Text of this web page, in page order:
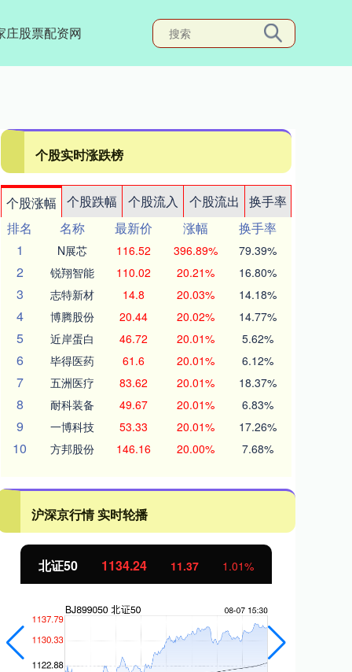
庄股票配资网
个股实时涨跌榜
个股涨幅 个股跌幅 个股流入 个股流出
换手率
排名
名称 最新价 涨幅
换手率
1
N展芯 116.52 396.89% 79.39%
2 锐翔智能 110.02 20.21% 16.80%
3 志特新材 14.8 20.03% 14.18%
4 博腾股份 20.44 20.02% 14.77%
5 近岸蛋白 46.72 20.01% 5.62%
6 毕得医药 61.6 20.01% 6.12%
7 五洲医疗 83.62 20.01% 18.37%
8 耐科装备 49.67 20.01% 6.83%
9 一博科技 53.33 20.01% 17.26%
10 方邦股份 146.16 20.00% 7.68%
沪深京行情 实时轮播
北证50 1134.24 11.37 1.01%